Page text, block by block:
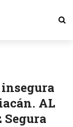
AL
Segura